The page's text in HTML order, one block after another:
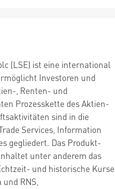
(LSE) ist eine international
Investoren und
, Renten- und
Prozesskette des Aktien-
sind in die
Services, Information
gegliedert. Das Produkt-
unter anderem das
und historische Kurse
RNS,